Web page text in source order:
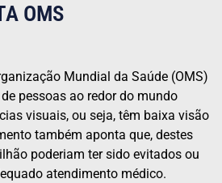
OMS
Mundial da Saúde (OMS)
pessoas ao redor do mundo
visuais, ou seja, têm baixa visão
também aponta que, destes
poderiam ter sido evitados ou
atendimento médico.